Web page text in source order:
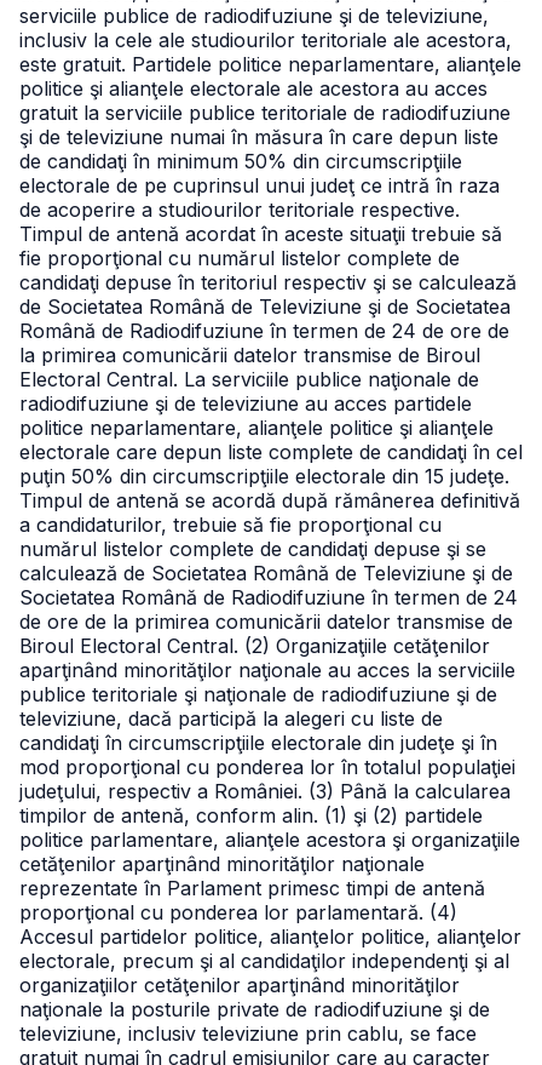
serviciile publice de radiodifuziune şi de televiziune,
inclusiv la cele ale studiourilor teritoriale ale acestora,
este gratuit. Partidele politice neparlamentare, alianţele
politice şi alianţele electorale ale acestora au acces
gratuit la serviciile publice teritoriale de radiodifuziune
şi de televiziune numai în măsura în care depun liste
de candidaţi în minimum 50% din circumscripţiile
electorale de pe cuprinsul unui judeţ ce intră în raza
de acoperire a studiourilor teritoriale respective.
Timpul de antenă acordat în aceste situaţii trebuie să
fie proporţional cu numărul listelor complete de
candidaţi depuse în teritoriul respectiv şi se calculează
de Societatea Română de Televiziune şi de Societatea
Română de Radiodifuziune în termen de 24 de ore de
la primirea comunicării datelor transmise de Biroul
Electoral Central. La serviciile publice naţionale de
radiodifuziune şi de televiziune au acces partidele
politice neparlamentare, alianţele politice şi alianţele
electorale care depun liste complete de candidaţi în cel
puţin 50% din circumscripţiile electorale din 15 judeţe.
Timpul de antenă se acordă după rămânerea definitivă
a candidaturilor, trebuie să fie proporţional cu
numărul listelor complete de candidaţi depuse şi se
calculează de Societatea Română de Televiziune şi de
Societatea Română de Radiodifuziune în termen de 24
de ore de la primirea comunicării datelor transmise de
Biroul Electoral Central. (2) Organizaţiile cetăţenilor
aparţinând minorităţilor naţionale au acces la serviciile
publice teritoriale şi naţionale de radiodifuziune şi de
televiziune, dacă participă la alegeri cu liste de
candidaţi în circumscripţiile electorale din judeţe şi în
mod proporţional cu ponderea lor în totalul populaţiei
judeţului, respectiv a României. (3) Până la calcularea
timpilor de antenă, conform alin. (1) şi (2) partidele
politice parlamentare, alianţele acestora şi organizaţiile
cetăţenilor aparţinând minorităţilor naţionale
reprezentate în Parlament primesc timpi de antenă
proporţional cu ponderea lor parlamentară. (4)
Accesul partidelor politice, alianţelor politice, alianţelor
electorale, precum şi al candidaţilor independenţi şi al
organizaţiilor cetăţenilor aparţinând minorităţilor
naţionale la posturile private de radiodifuziune şi de
televiziune, inclusiv televiziune prin cablu, se face
gratuit numai în cadrul emisiunilor care au caracter